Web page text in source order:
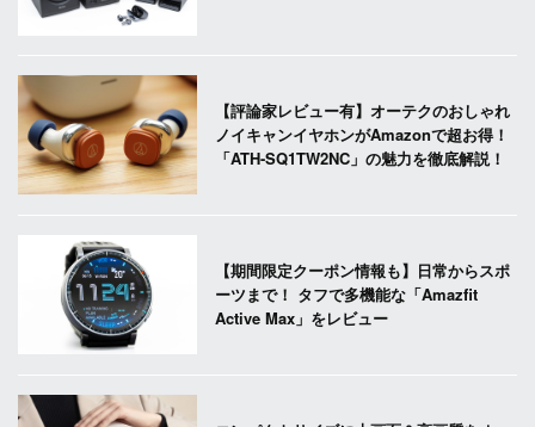
【評論家レビュー有】オーテクのおしゃれ
ノイキャンイヤホンがAmazonで超お得！
「ATH-SQ1TW2NC」の魅力を徹底解説！
【期間限定クーポン情報も】日常からスポ
ーツまで！ タフで多機能な「Amazfit
Active Max」をレビュー